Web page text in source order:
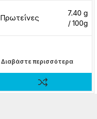
Πρωτεΐνες
7.40 g
/ 100g
Διαβάστε περισσότερα